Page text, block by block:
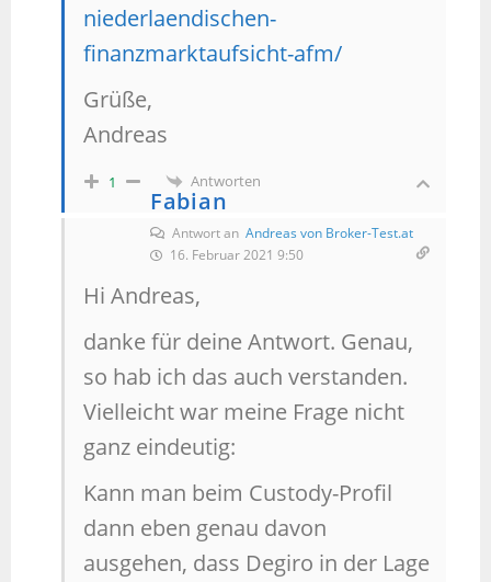
niederlaendischen-
finanzmarktaufsicht-afm/
Grüße,
Andreas
1 Antworten
Fabian
Antwort an Andreas von Broker-Test.at
16. Februar 2021 9:50
Hi Andreas,
danke für deine Antwort. Genau,
so hab ich das auch verstanden.
Vielleicht war meine Frage nicht
ganz eindeutig:
Kann man beim Custody-Profil
dann eben genau davon
ausgehen, dass Degiro in der Lage